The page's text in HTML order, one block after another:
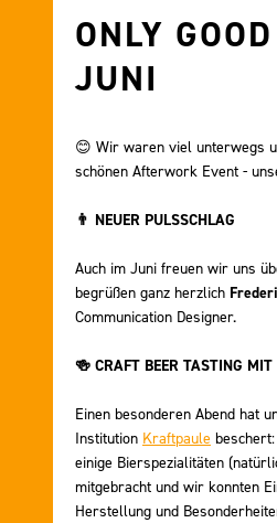
ONLY
JUNI
😊 Wir waren viel unterwegs
schönen Afterwork Event -
👨 NEUER PULSSCHLAG
Auch im Juni freuen wir uns
begrüßen ganz herzlich
Communication Designer.
🍻 CRAFT BEER TASTING
Einen besonderen Abend hat
Institution Kraftpaule
einige Bierspezialitäten
mitgebracht und wir konnten
Herstellung und